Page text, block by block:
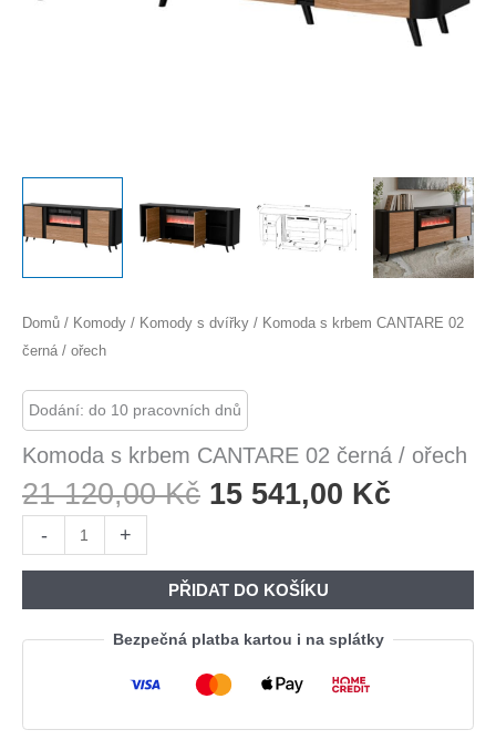
Domů / Komody / Komody s dvířky / Komoda s krbem CANTARE 02
černá / ořech
Dodání: do 10 pracovních dnů
Komoda s krbem CANTARE 02 černá / ořech
21 120,00Kč Původní
21
120,00 Kč.
15 541,00 Kč
541,00
-
s
CANTARE
02
+
PŘIDAT DO KOŠÍKU
Bezpečná platba kartou i na splátky